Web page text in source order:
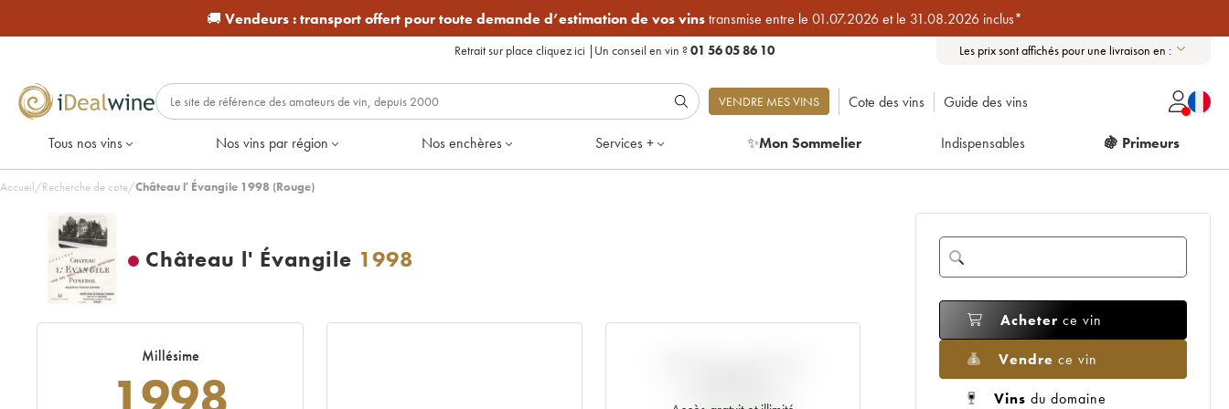
🚚 Vendeurs :transport offert pour toute demande d’estimation de vos vinstransmise entre le 01.07.2026 et le 31.08.2026 inclus*
Retrait sur place cliquez ici | Un conseil en vin ?01 56 05 86 10 Les prix sont affichés pour une livraison en :
VENDRE MES VINS Cote des vins Guide des vins
Tous nos vins Nos vins par région Nos enchères Services + ✨Mon Sommelier Indispensables 🍇 Primeurs
Accueil/Recherche de cote/Château l' Évangile 1998 (Rouge)
Château l' Évangile 1998
Millésime
Acheter ce vin
Vendre ce vin
Vins du domaine